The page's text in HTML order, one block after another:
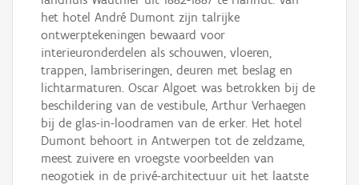
het hotel André Dumont zijn talrijke
ontwerptekeningen bewaard voor
interieuronderdelen als schouwen, vloeren,
trappen, lambriseringen, deuren met beslag en
lichtarmaturen. Oscar Algoet was betrokken bij de
beschildering van de vestibule, Arthur Verhaegen
bij de glas-in-loodramen van de erker. Het hotel
Dumont behoort in Antwerpen tot de zeldzame,
meest zuivere en vroegste voorbeelden van
neogotiek in de privé-architectuur uit het laatste